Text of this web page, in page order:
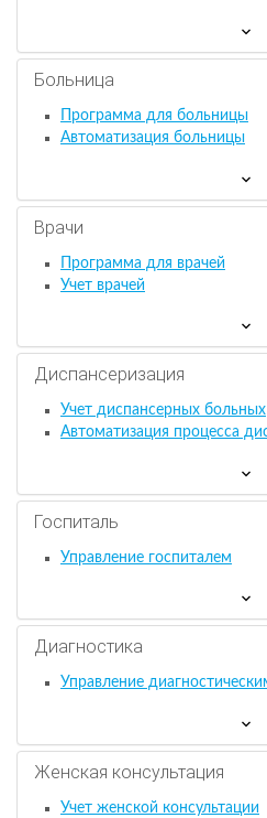
Больница
Программа для больницы
Автоматизация больницы
Врачи
Программа для врачей
Учет врачей
Диспансеризация
Учет диспансерных больных
Автоматизация процесса
Госпиталь
Управление госпиталем
Диагностика
Управление
Женская консультация
Учет женской консультации